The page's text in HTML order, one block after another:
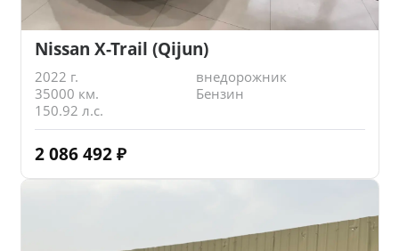
Nissan X-Trail (Qijun)
2022 г.
внедорожник
35000 км.
Бензин
150.92 л.с.
2 086 492 ₽